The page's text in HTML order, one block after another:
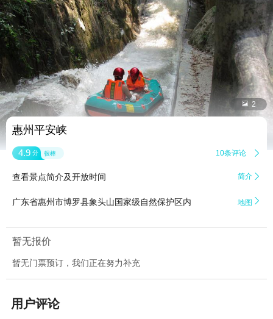
 2
惠州平安峡
4.9 分 很棒 10条评论 
查看景点简介及开放时间 简介 
广东省惠州市博罗县象头山国家级自然保护区内 地图 
暂无报价
暂无门票预订，我们正在努力补充
用户评论
